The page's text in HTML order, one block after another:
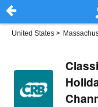
United States >